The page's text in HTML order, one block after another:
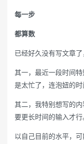
每一步
都算数
已经好久没有写文章了
其一，最近一段时间
是太忙了，连泡妞的时
其二，我特别想写的
要更长时间的输入才行
以自己目前的水平，